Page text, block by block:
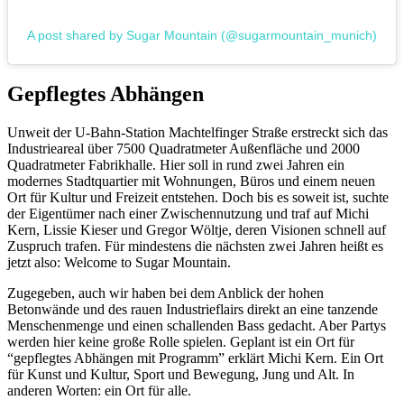
A post shared by Sugar Mountain (@sugarmountain_munich)
Gepflegtes Abhängen
Unweit der U-Bahn-Station Machtelfinger Straße erstreckt sich das
Industrieareal über 7500 Quadratmeter Außenfläche und 2000
Quadratmeter Fabrikhalle. Hier soll in rund zwei Jahren ein
modernes Stadtquartier mit Wohnungen, Büros und einem neuen
Ort für Kultur und Freizeit entstehen. Doch bis es soweit ist, suchte
der Eigentümer nach einer Zwischennutzung und traf auf Michi
Kern, Lissie Kieser und Gregor Wöltje, deren Visionen schnell auf
Zuspruch trafen. Für mindestens die nächsten zwei Jahren heißt es
jetzt also: Welcome to Sugar Mountain.
Zugegeben, auch wir haben bei dem Anblick der hohen
Betonwände und des rauen Industrieflairs direkt an eine tanzende
Menschenmenge und einen schallenden Bass gedacht. Aber Partys
werden hier keine große Rolle spielen. Geplant ist ein Ort für
“gepflegtes Abhängen mit Programm” erklärt Michi Kern. Ein Ort
für Kunst und Kultur, Sport und Bewegung, Jung und Alt. In
anderen Worten: ein Ort für alle.